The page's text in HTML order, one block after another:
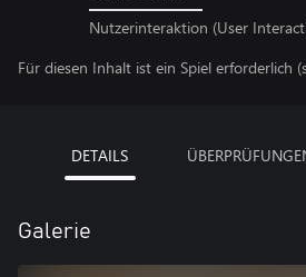
Nutzerinteraktion (User
Für diesen Inhalt ist ein Spiel erforderlich
DETAILS
Galerie